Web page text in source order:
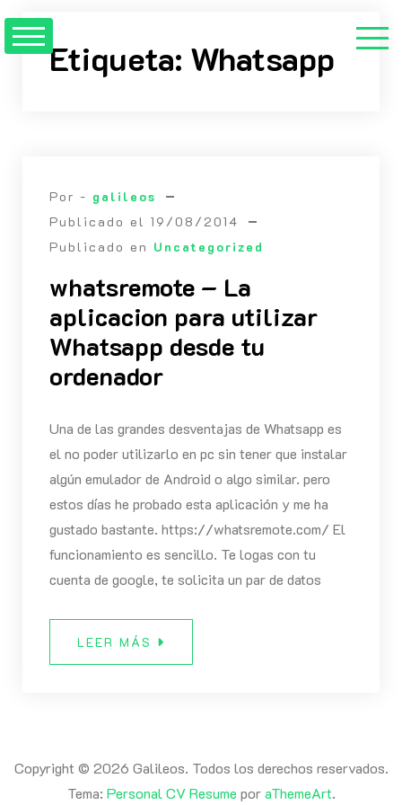
contenidoEtiqueta: Whatsapp
Por - galileos
Publicado el 19/08/2014
Publicado en Uncategorized
whatsremote – La
aplicacion para utilizar
Whatsapp desde tu
ordenador
Una de las grandes desventajas de Whatsapp es
el no poder utilizarlo en pc sin tener que instalar
algún emulador de Android o algo similar. pero
estos días he probado esta aplicación y me ha
gustado bastante. https://whatsremote.com/ El
funcionamiento es sencillo. Te logas con tu
cuenta de google, te solicita un par de datos
LEER MÁS
Copyright © 2026 Galileos. Todos los derechos reservados.
Tema: Personal CV Resume poraThemeArt.